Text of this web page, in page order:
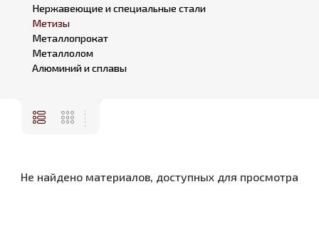
Нержавеющие и специальные стали
Метизы
Металлопрокат
Металлолом
Алюминий и сплавы
Не найдено материалов, доступных для просмотра